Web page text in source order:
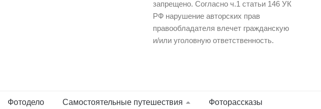
запрещено. Согласно ч.1 статьи 146 УК
РФ нарушение авторских прав
правообладателя влечет гражданскую
и/или уголовную ответственность.
Фотодело Самостоятельные путешествия Фоторассказы